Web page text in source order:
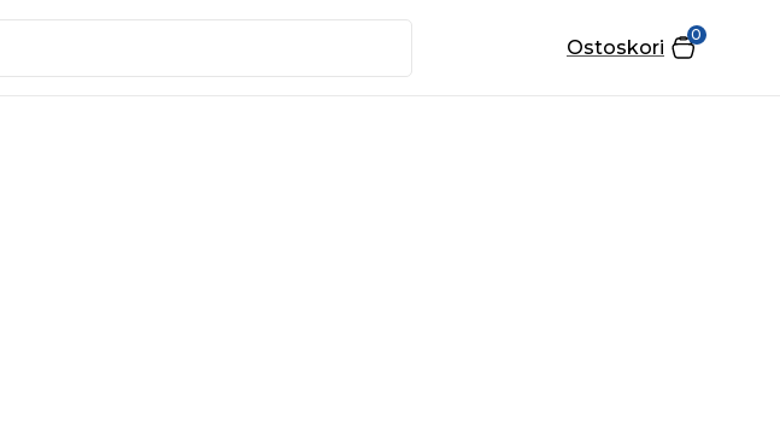
0
Ostoskori